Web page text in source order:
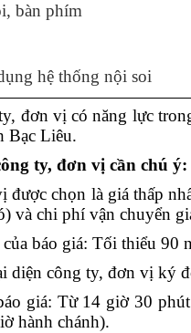
bàn phím
hệ thống nội soi
đơn vị có năng lực
Bạc Liêu.
ty, đơn vị cần chú ý:
được chọn là giá thấp
và chi phí vận chuyển
báo giá: Tối thiểu 90
diện công ty, đơn vị ký
giá: Từ 14 giờ 30
hành chánh).